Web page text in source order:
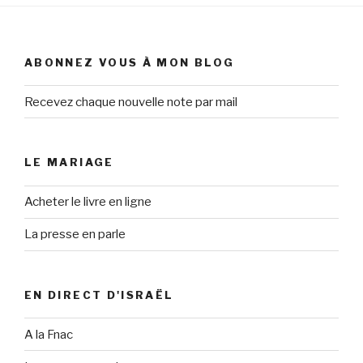
ABONNEZ VOUS À MON BLOG
Recevez chaque nouvelle note par mail
LE MARIAGE
Acheter le livre en ligne
La presse en parle
EN DIRECT D'ISRAËL
A la Fnac